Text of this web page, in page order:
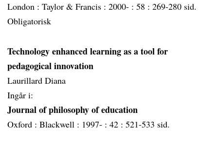
London : Taylor & Francis : 2000- : 58 : 269-280 sid.
Obligatorisk
Technology enhanced learning as a tool for
pedagogical innovation
Laurillard Diana
Ingår i:
Journal of philosophy of education
Oxford : Blackwell : 1997- : 42 : 521-533 sid.